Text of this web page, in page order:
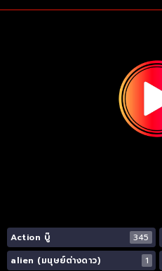
Action บู๊ 345
alien (มนุษย์ต่างดาว)
1